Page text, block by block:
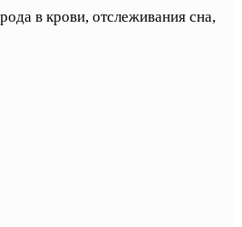
в крови, отслеживания сна,